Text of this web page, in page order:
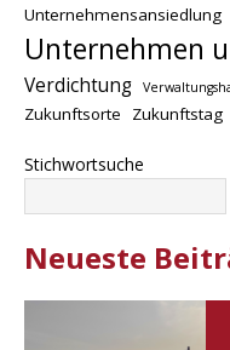
Unternehmensansiedlung
Unternehmen
Verdichtung
Zukunftsorte Zukunftstag
Stichwortsuche
Neueste